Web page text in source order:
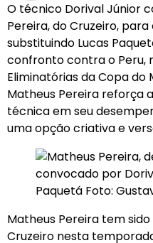
O técnico Dorival Júnior
Pereira, do Cruzeiro, para
substituindo Lucas
confronto contra o Peru,
Eliminatórias da Copa do
Matheus Pereira reforça
técnica em seu
uma opção criativa e
Matheus Pereira tem
Cruzeiro nesta